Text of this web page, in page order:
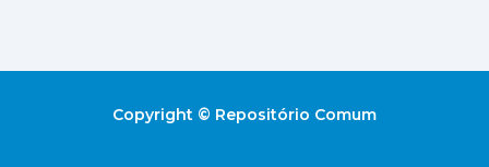
Copyright © Repositório Comum